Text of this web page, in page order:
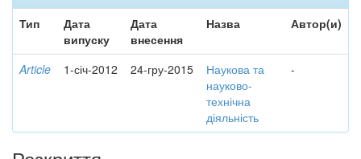
Тип
Дата
випуску
Дата
внесення
Назва Автор(и)
Article 1-січ-2012 24-гру-2015
Наукова та
науково-
технічна
діяльність
-